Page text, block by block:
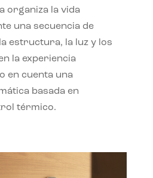
organiza la vida
una secuencia de
estructura, la luz y los
la experiencia
en cuenta una
basada en
térmico.